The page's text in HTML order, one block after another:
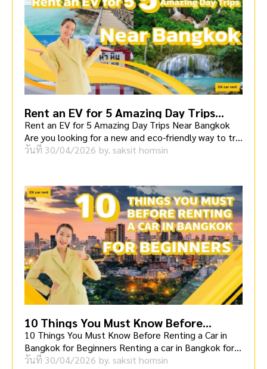
Rent an EV for 5 Amazing Day Trips
Near Bangkok
Rent an EV for 5 Amazing Day Trips Near Bangkok
Are you looking for a new and eco-friendly way to tr
[…]
วันที่ 30/04/2026 by. saksit homsin
10 Things You Must Know Before
Renting a Car in Bangkok for Beginners
10 Things You Must Know Before Renting a Car in
Bangkok for Beginners Renting a car in Bangkok for t
[…]
วันที่ 30/04/2026 by. saksit homsin